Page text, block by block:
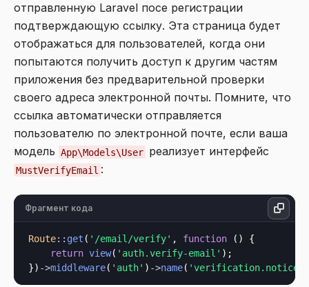
отправленную Laravel посе регистрации
подтверждающую ссылку. Эта страница будет
отображаться для пользователей, когда они
попытаются получить доступ к другим частям
приложения без предварительной проверки
своего адреса электронной почты. Помните, что
ссылка автоматически отправляется
пользователю по электронной почте, если ваша
модель App\Models\User реализует интерфейс
MustVerifyEmail :
Фрагмент кода
Route:: get ( '/email/verify' , function () {
return view( 'auth.verify-email' );
}) ->middleware( 'auth' ) ->name( 'verification.notice'